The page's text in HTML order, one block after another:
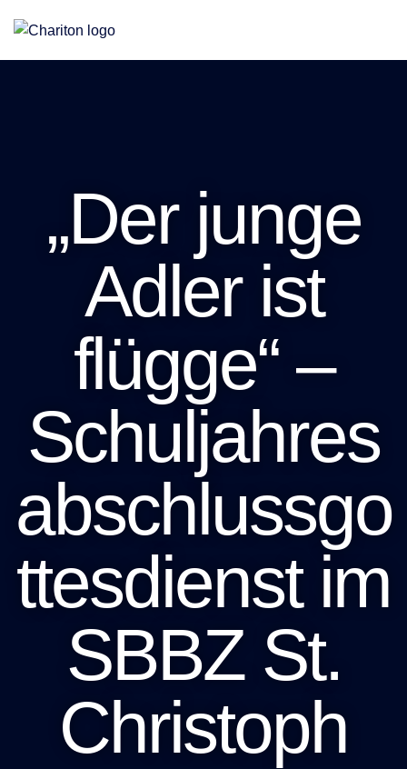
„Der junge
Adler ist
flügge“ –
Schuljahres
abschlussgo
ttesdienst im
SBBZ St.
Christoph